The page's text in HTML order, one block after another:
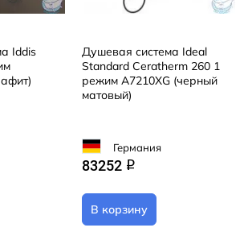
Iddis
Душевая система Ideal
Standard Ceratherm 260 1
режим A7210XG (черный
матовый)
Германия
83252 q
В корзину